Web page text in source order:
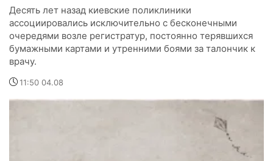
Десять лет назад киевские поликлиники
ассоциировались исключительно с бесконечными
очередями возле регистратур, постоянно терявшихся
бумажными картами и утренними боями за талончик к
врачу.
11:50 04.08